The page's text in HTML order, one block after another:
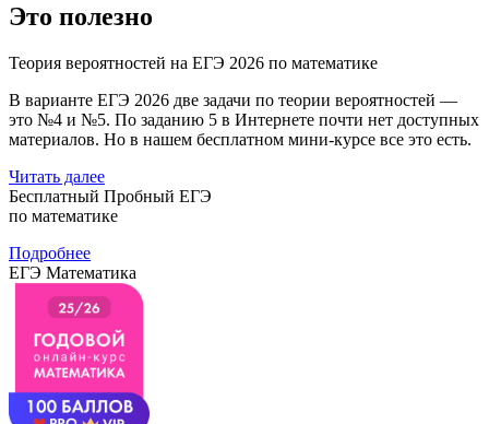
Это полезно
Теория вероятностей на ЕГЭ 2026 по математике
В варианте ЕГЭ 2026 две задачи по теории вероятностей —
это №4 и №5. По заданию 5 в Интернете почти нет доступных
материалов. Но в нашем бесплатном мини-курсе все это есть.
Читать далее
Бесплатный Пробный ЕГЭ
по математике
Подробнее
ЕГЭ Математика